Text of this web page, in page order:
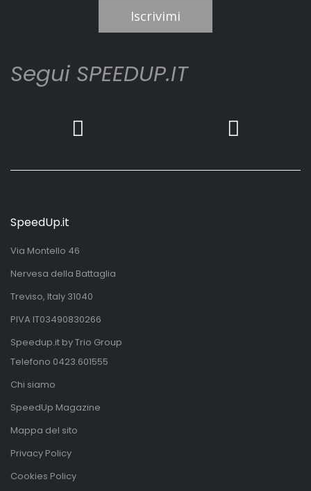
Iscrivimi
Segui SPEEDUP.IT
SpeedUp.it
Via Montello 46
Nervesa della Battaglia
Treviso, Italy 31040
PIVA IT03490830266
Speedup.it by Trio Group
Telefono 0423.601555
Chi siamo
SpeedUp Magazine
Mappa del sito
Privacy Policy
Cookies Policy